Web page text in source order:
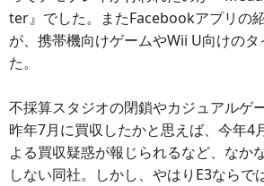
ter』でした。またFacebookアプリの
が、携帯機向けゲームやWii U向けの
た。
不採算スタジオの閉鎖やカジュアルゲ
昨年7月に買収したかと思えば、今年4
よる買収疑惑が報じられるなど、なか
しない同社。しかし、やはりE3ならで